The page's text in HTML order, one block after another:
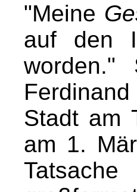
"Meine
auf den
worden."
Stadt am
am 1.